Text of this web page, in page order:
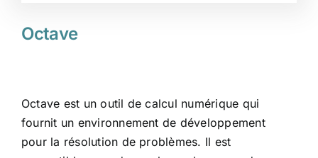
Octave
Octave est un outil de calcul numérique qui
fournit un environnement de développement
pour la résolution de problèmes. Il est